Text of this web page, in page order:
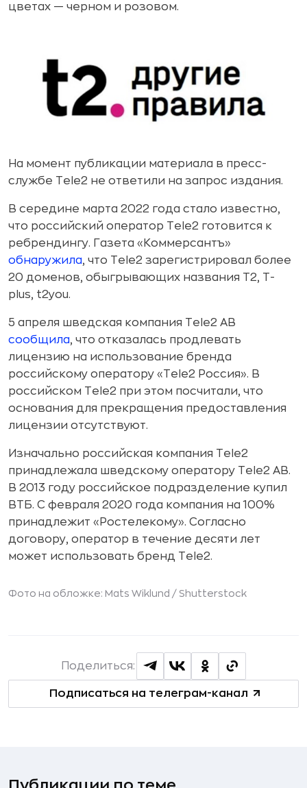
цветах — черном и розовом.
На момент публикации материала в пресс-
службе Tele2 не ответили на запрос издания.
В середине марта 2022 года стало известно,
что российский оператор Tele2 готовится к
ребрендингу. Газета «Коммерсантъ»
обнаружила, что Tele2 зарегистрировал более
20 доменов, обыгрывающих названия Т2, T-
plus, t2you.
5 апреля шведская компания Tele2 AB
сообщила, что отказалась продлевать
лицензию на использование бренда
российскому оператору «Tele2 Россия». В
российском Tele2 при этом посчитали, что
основания для прекращения предоставления
лицензии отсутствуют.
Изначально российская компания Tele2
принадлежала шведскому оператору Tele2 AB.
В 2013 году российское подразделение купил
ВТБ. С февраля 2020 года компания на 100%
принадлежит «Ростелекому». Согласно
договору, оператор в течение десяти лет
может использовать бренд Tele2.
Фото на обложке: Mats Wiklund / Shutterstock
Подписаться на телеграм-канал
Поделиться: